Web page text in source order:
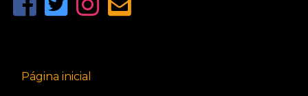
Página inicial